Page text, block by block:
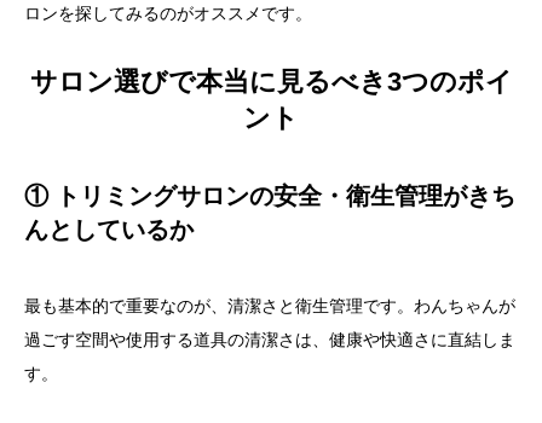
ロンを探してみるのがオススメです。
サロン選びで本当に見るべき3つのポイ
ント
① トリミングサロンの安全・衛生管理がきち
んとしているか
最も基本的で重要なのが、清潔さと衛生管理です。わんちゃんが
過ごす空間や使用する道具の清潔さは、健康や快適さに直結しま
す。